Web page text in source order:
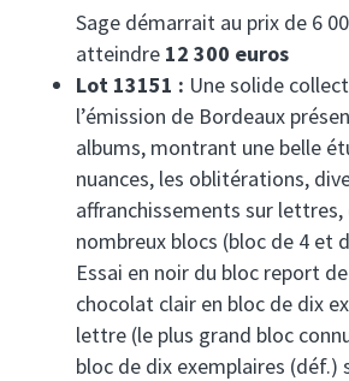
Sage démarrait au prix de 6
atteindre 12 300 euros
Lot 13151 : Une solide
l’émission de Bordeaux
albums, montrant une belle
nuances, les oblitérations,
affranchissements sur
nombreux blocs (bloc de 4 et
Essai en noir du bloc report
chocolat clair en bloc de dix
lettre (le plus grand bloc
bloc de dix exemplaires (déf.)